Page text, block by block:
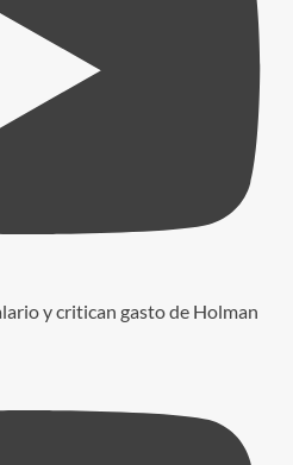
y critican gasto de Holman